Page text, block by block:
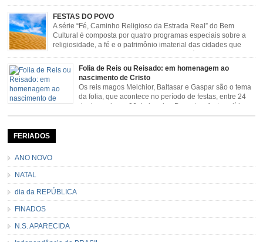
sendo milagroso e grande protetor de suas causas. o ponto alto da festa de
São Benedito é a Marujada. […]
FESTAS DO POVO
A série “Fé, Caminho Religioso da Estrada Real” do Bem
Cultural é composta por quatro programas especiais sobre a
religiosidade, a fé e o patrimônio imaterial das cidades que
Senhora da Piedade (MG) e Nossa Senhora da Conceição Aparecida (SP)
pela Estrada Real. Quarto episódio […]
Folia de Reis ou Reisado: em homenagem ao
nascimento de Cristo
Os reis magos Melchior, Baltasar e Gaspar são o tema
da folia, que acontece no período de festas, entre 24
de dezembro e 06 de janeiro. Durante a festa, o líder e
seu contramestre lideram a música e o canto do grupo, passando pela
FERIADOS
ANO NOVO
NATAL
dia da REPÚBLICA
FINADOS
N.S. APARECIDA